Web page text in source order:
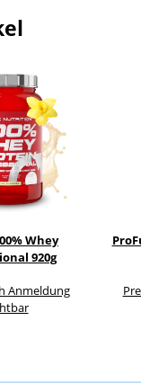
Whey
920g
Anmeldung